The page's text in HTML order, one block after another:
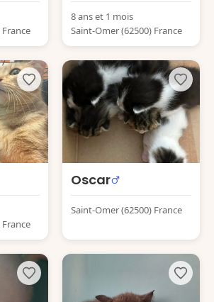
8 ans et 1 mois
Saint-Omer (62500) France
Oscar
Saint-Omer (62500) France